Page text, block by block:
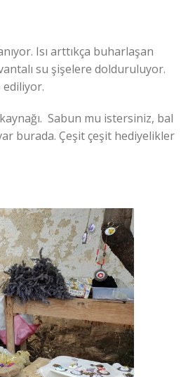
Isı arttıkça buharlaşan
su şişelere dolduruluyor.
ediliyor.
Sabun mu istersiniz, bal
burada. Çeşit çeşit hediyelikler